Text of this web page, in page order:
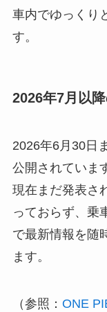
車内でゆっくり
す。
2026年7月以
2026年6月30日
公開されていま
現在まだ発表さ
っておらず、乗
で最新情報を随
ます。
（参照： ONE